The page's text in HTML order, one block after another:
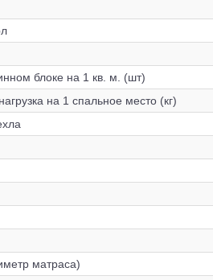
блоке на 1 кв. м. (шт)
на 1 спальное место (кг)
матраса)